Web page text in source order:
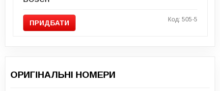
ПРИДБАТИ Код: 505-5
ОРИГІНАЛЬНІ НОМЕРИ